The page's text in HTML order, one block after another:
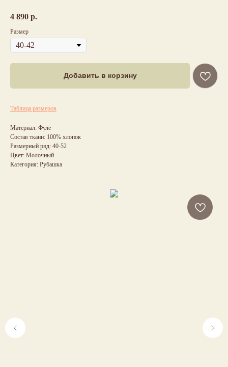
4 890 р.
Размер
Добавить в корзину
Таблица размеров
Материал: Фуле
Состав ткани: 100% хлопок
Размерный ряд: 40-52
Цвет: Молочный
Категория: Рубашка